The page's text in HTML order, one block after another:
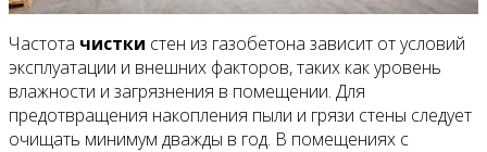
Частота чистки стен из газобетона зависит от условий
эксплуатации и внешних факторов, таких как уровень
влажности и загрязнения в помещении. Для
предотвращения накопления пыли и грязи стены следует
очищать минимум дважды в год. В помещениях с